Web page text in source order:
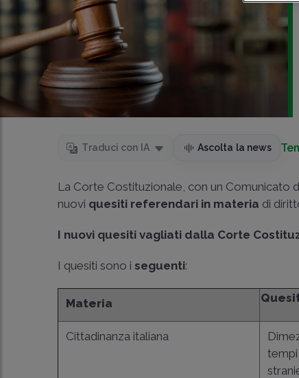
Traduci con IA Ascolta la news
La Corte Costituzionale, con un Comunicato
nuovi quesiti referendari in materia di
I nuovi quesiti vagliati dalla Corte
I quesiti sono i seguenti:
Materia
Cittadinanza italiana